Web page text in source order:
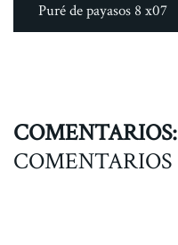
Puré de payasos 8 x07
COMENTARIOS:
COMENTARIOS